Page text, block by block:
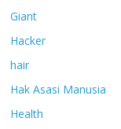
Giant
Hacker
hair
Hak Asasi Manusia
Health